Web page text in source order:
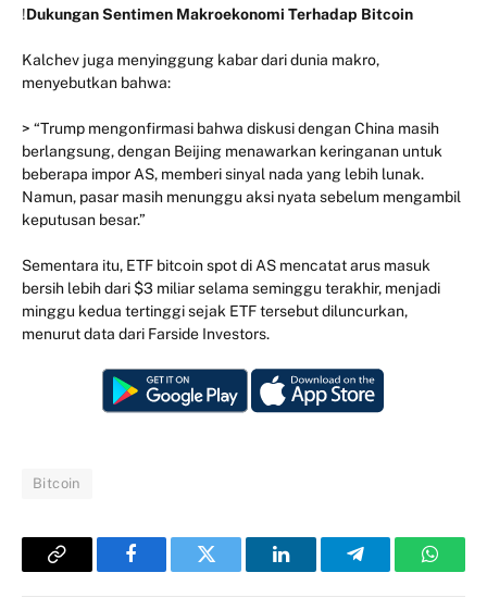
!Dukungan Sentimen Makroekonomi Terhadap Bitcoin
Kalchev juga menyinggung kabar dari dunia makro,
menyebutkan bahwa:
> “Trump mengonfirmasi bahwa diskusi dengan China masih
berlangsung, dengan Beijing menawarkan keringanan untuk
beberapa impor AS, memberi sinyal nada yang lebih lunak.
Namun, pasar masih menunggu aksi nyata sebelum mengambil
keputusan besar.”
Sementara itu, ETF bitcoin spot di AS mencatat arus masuk
bersih lebih dari $3 miliar selama seminggu terakhir, menjadi
minggu kedua tertinggi sejak ETF tersebut diluncurkan,
menurut data dari Farside Investors.
Bitcoin
Copy
FacebookTwitter LinkedInTelegram